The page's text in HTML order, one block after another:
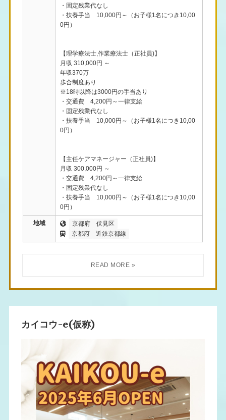
・固定残業代なし
・扶養手当 10,000円～（お子様1名につき10,00
0円）
【理学療法士,作業療法士（正社員)】
月収 310,000円 ～
年収370万
歩合制度あり
※18時以降は3000円の手当あり
・交通費 4,200円～一律支給
・固定残業代なし
・扶養手当 10,000円～（お子様1名につき10,00
0円）
【主任ケアマネージャー（正社員)】
月収 300,000円 ～
・交通費 4,200円～一律支給
・固定残業代なし
・扶養手当 10,000円～（お子様1名につき10,00
0円）
地域 京都府
伏見区
京都府
近鉄京都線
カイコウ-e(仮称)